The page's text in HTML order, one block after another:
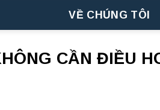
VỀ CHÚNG TÔI
CẦN ĐIỀU